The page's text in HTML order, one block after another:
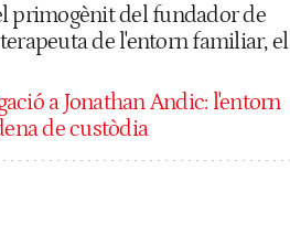
primogènit del fundador de
de l'entorn familiar, el
a Jonathan Andic: l'entorn
de custòdia